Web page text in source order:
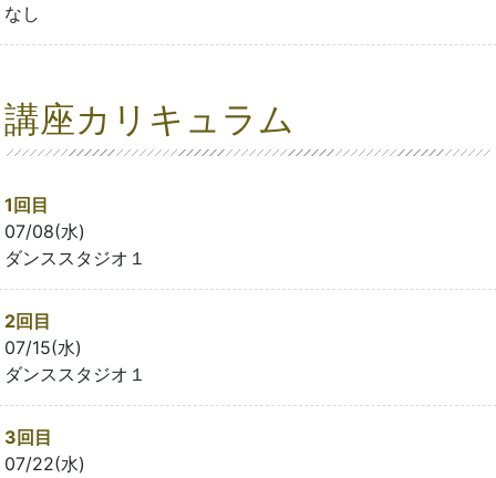
なし
講座カリキュラム
1回目
07/08(水)
ダンススタジオ１
2回目
07/15(水)
ダンススタジオ１
3回目
07/22(水)